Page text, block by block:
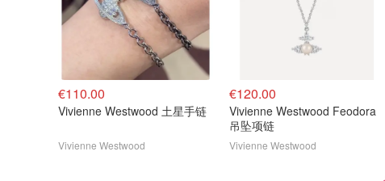
€110.00
Vivienne Westwood 土星手链
Vivienne Westwood
€120.00
Vivienne Westwood Feodora
吊坠项链
Vivienne Westwood